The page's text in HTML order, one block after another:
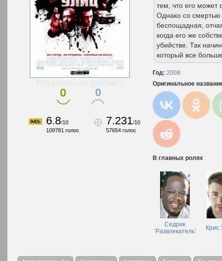
0 0
6.8/10
109781 голос
7.231/10
57654 голос
тем, что его может
Однако со
беспощадная,
когда его же
убийстве. Так
который все
Год: 2008
Оригинальное
В главных ролях
Седрик
'Развлекатель'
Крис